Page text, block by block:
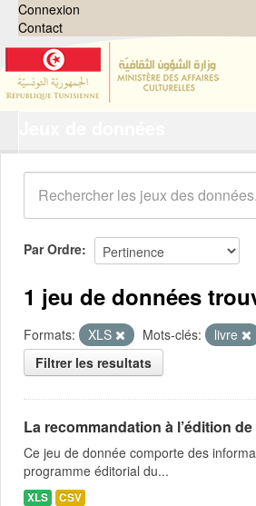
Connexion
Contact
Organisations
Groupes
Demandes 0
À propos
Par Ordre
1 jeu de données
Formats: XLS Mots-clés: livre
Filtrer les resultats
La recommandation à l’édition
Ce jeu de donnée comporte des
programme éditorial du...
XLS CSV